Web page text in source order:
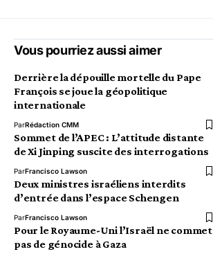
Vous pourriez aussi aimer
Derrière la dépouille mortelle du Pape
François se joue la géopolitique
internationale
ParRédaction CMM
Sommet de l’APEC : L’attitude distante
de Xi Jinping suscite des interrogations
ParFrancisco Lawson
Deux ministres israéliens interdits
d’entrée dans l’espace Schengen
ParFrancisco Lawson
Pour le Royaume-Uni l’Israël ne commet
pas de génocide à Gaza